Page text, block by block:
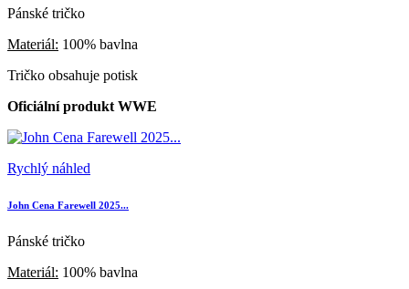
Pánské tričko
Materiál: 100% bavlna
Tričko obsahuje potisk
Oficiální produkt WWE
Rychlý náhled
John Cena Farewell 2025...
Pánské tričko
Materiál: 100% bavlna